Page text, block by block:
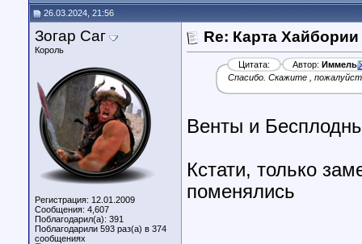
26.03.2024, 21:56
Зогар Саг
Король
Регистрация: 12.01.2009
Сообщения: 4,607
Поблагодарил(а): 391
Поблагодарили 593 раз(а) в 374
сообщениях
Re: Карта Хайбории
Цитата: Автор: Иммель
Спасибо. Скажите ,
Венты и
Кстати, только
поменялись